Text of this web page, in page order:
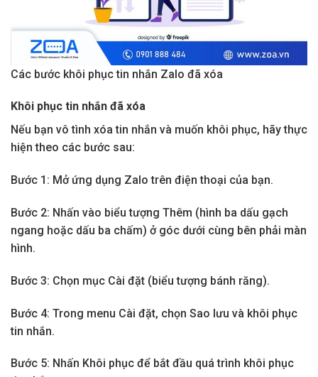
Các bước khôi phục tin nhắn Zalo đã xóa
Khôi phục tin nhắn đã xóa
Nếu bạn vô tình xóa tin nhắn và muốn khôi phục, hãy thực
hiện theo các bước sau:
Bước 1: Mở ứng dụng Zalo trên điện thoại của bạn.
Bước 2: Nhấn vào biểu tượng Thêm (hình ba dấu gạch
ngang hoặc dấu ba chấm) ở góc dưới cùng bên phải màn
hình.
Bước 3: Chọn mục Cài đặt (biểu tượng bánh răng).
Bước 4: Trong menu Cài đặt, chọn Sao lưu và khôi phục
tin nhắn.
Bước 5: Nhấn Khôi phục để bắt đầu quá trình khôi phục